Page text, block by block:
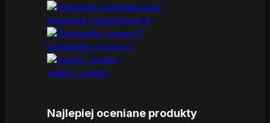
Integracje i automatyzacje
Dokumenty i prawo IT
Audyty i analizy
Najlepiej oceniane produkty